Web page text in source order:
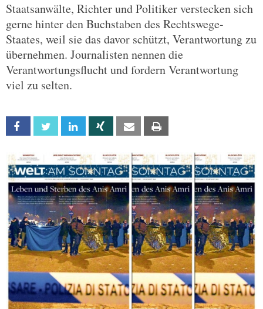
Staatsanwälte, Richter und Politiker verstecken sich
gerne hinter den Buchstaben des Rechtswege-
Staates, weil sie das davor schützt, Verantwortung zu
übernehmen. Journalisten nennen die
Verantwortungsflucht und fordern Verantwortung
viel zu selten.
Facebook Twitter Linkedin Xing Email